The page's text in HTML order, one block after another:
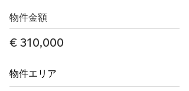
物件金額
€ 310,000
物件エリア